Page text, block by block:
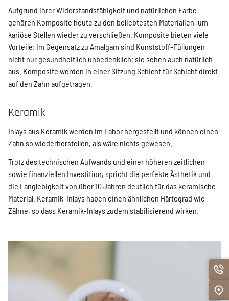
Aufgrund ihrer Widerstandsfähigkeit und natürlichen Farbe
gehören Komposite heute zu den beliebtesten Materialien, um
kariöse Stellen wieder zu verschließen. Komposite bieten viele
Vorteile: Im Gegensatz zu Amalgam sind Kunststoff-Füllungen
nicht nur gesundheitlich unbedenklich; sie sehen auch natürlich
aus. Komposite werden in einer Sitzung Schicht für Schicht direkt
auf den Zahn aufgetragen.
Keramik
Inlays aus Keramik werden im Labor hergestellt und können einen
Zahn so wiederherstellen, als wäre nichts gewesen.
Trotz des technischen Aufwands und einer höheren zeitlichen
sowie finanziellen Investition, spricht die perfekte Ästhetik und
die Langlebigkeit von über 10 Jahren deutlich für das keramische
Material. Keramik-Inlays haben einen ähnlichen Härtegrad wie
Zähne, so dass Keramik-Inlays zudem stabilisierend wirken.